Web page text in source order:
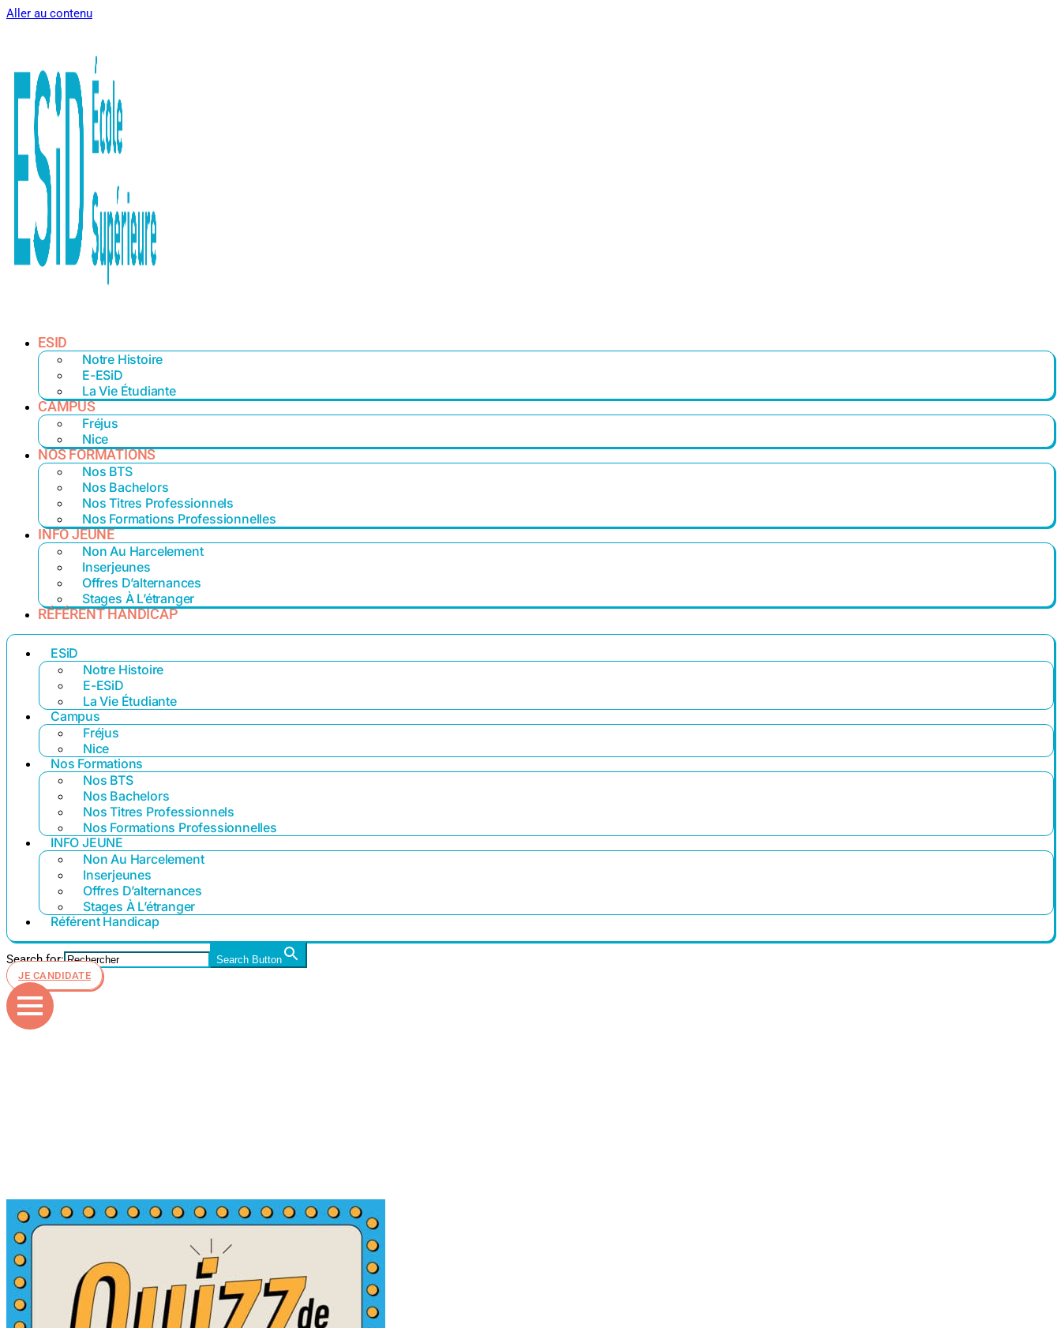
Aller au contenu
ESID
Notre Histoire
E-ESiD
La Vie Étudiante
CAMPUS
Fréjus
Nice
NOS FORMATIONS
Nos BTS
Nos Bachelors
Nos Titres Professionnels
Nos Formations Professionnelles
INFO JEUNE
Non Au Harcelement
Inserjeunes
Offres D’alternances
Stages À L’étranger
RÉFÉRENT HANDICAP
ESiD
Notre Histoire
E-ESiD
La Vie Étudiante
Campus
Fréjus
Nice
Nos Formations
Nos BTS
Nos Bachelors
Nos Titres Professionnels
Nos Formations Professionnelles
INFO JEUNE
Non Au Harcelement
Inserjeunes
Offres D’alternances
Stages À L’étranger
Référent Handicap
Search for:
Search Button
JE CANDIDATE